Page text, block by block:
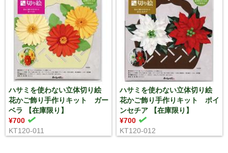
ハサミを使わない立体切り絵
花かご飾り手作りキット ガー
ベラ 【在庫限り】
¥700
KT120-011
ハサミを使わない立体切り絵
花かご飾り手作りキット ポイ
ンセチア 【在庫限り】
¥700
KT120-012